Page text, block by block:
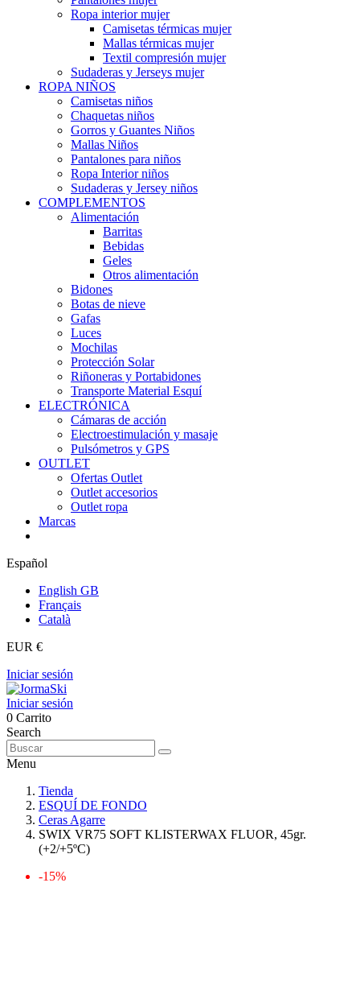
Ropa interior mujer
Camisetas térmicas mujer
Mallas térmicas mujer
Textil compresión mujer
Sudaderas y Jerseys mujer
ROPA NIÑOS
Camisetas niños
Chaquetas niños
Gorros y Guantes Niños
Mallas Niños
Pantalones para niños
Ropa Interior niños
Sudaderas y Jersey niños
COMPLEMENTOS
Alimentación
Barritas
Bebidas
Geles
Otros alimentación
Bidones
Botas de nieve
Gafas
Luces
Mochilas
Protección Solar
Riñoneras y Portabidones
Transporte Material Esquí
ELECTRÓNICA
Cámaras de acción
Electroestimulación y masaje
Pulsómetros y GPS
OUTLET
Ofertas Outlet
Outlet accesorios
Outlet ropa
Marcas
Español
English GB
Français
Català
EUR €
Iniciar sesión
Iniciar sesión
0 Carrito
Search
Menu
Tienda
ESQUÍ DE FONDO
Ceras Agarre
SWIX VR75 SOFT KLISTERWAX FLUOR, 45gr.
(+2/+5ºC)
-15%